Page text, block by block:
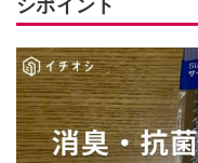
シポイント